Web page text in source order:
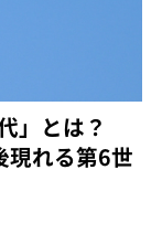
」とは？
れる第6世